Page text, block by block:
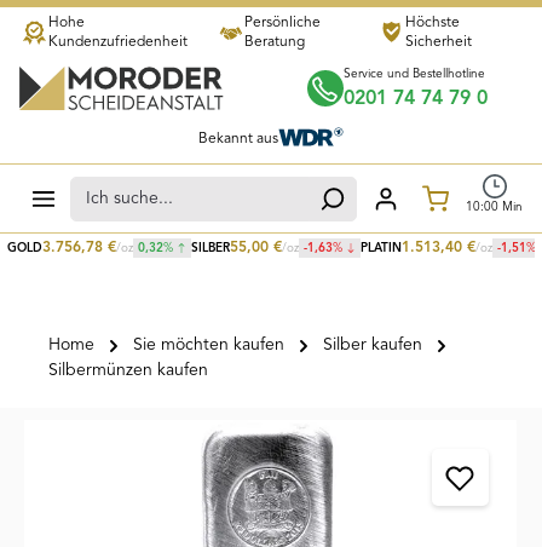
Zum Hauptinhalt springen
GOLD3.756,78 €/oz 0,32% SILBER55,00 €/oz -1,63% PLATIN 1.513,40 €/oz -1,51 %
Hohe
Kundenzufriedenheit
Persönliche
Beratung
Höchste
Sicherheit
Service und Bestellhotline
0201 74 74 79 0
Bekannt aus
10:00 Min
Home Sie möchten kaufen
Silber kaufen
Silbermünzen kaufen
Bildergalerie überspringen